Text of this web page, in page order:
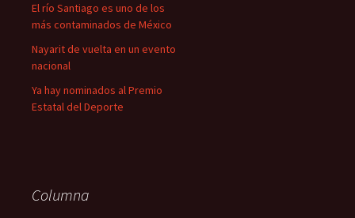
El río Santiago es uno de los
más contaminados de México
Nayarit de vuelta en un evento
nacional
Ya hay nominados al Premio
Estatal del Deporte
Columna